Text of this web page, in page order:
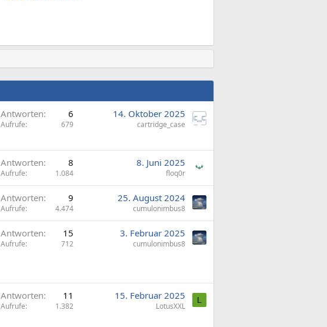
Antworten 6
Aufrufe 679
14. Oktober 2025
cartridge_case
Antworten 8
Aufrufe 1.084
8. Juni 2025
floq0r
Antworten 9
Aufrufe 4.474
25. August 2024
cumulonimbus8
Antworten 15
Aufrufe 712
3. Februar 2025
cumulonimbus8
Antworten 11
Aufrufe 1.382
15. Februar 2025
LotusXXL
L